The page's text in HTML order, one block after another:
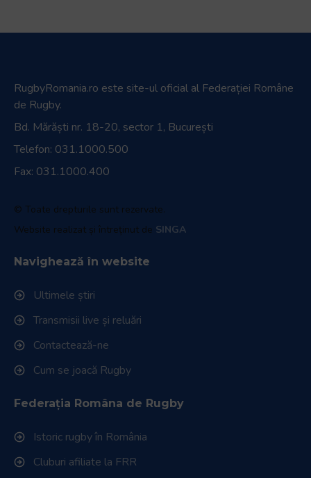
RugbyRomania.ro este site-ul oficial al Federației Române
de Rugby.
Bd. Mărăști nr. 18-20, sector 1, București
Telefon: 031.1000.500
Fax: 031.1000.400
© Toate drepturile sunt rezervate.
Website realizat și întreținut de SINGA
Navighează în website
Ultimele știri
Transmisii live și reluări
Contactează-ne
Cum se joacă Rugby
Federația Româna de Rugby
Istoric rugby în România
Cluburi afiliate la FRR